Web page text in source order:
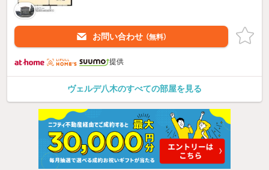
お問い合わせ （無料）
提供
ヴェルデ八木のすべての部屋を見る